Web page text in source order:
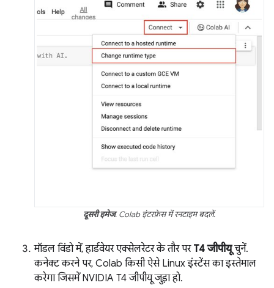
दूसरी इमेज. Colab इंटरफ़ेस में रनटाइम बदलें.
मॉडल विंडो में, हार्डवेयर एक्सेलरेटर के तौर पर T4 जीपीयूचुनें.
कनेक्ट करने पर, Colab किसी ऐसे Linux इंस्टेंस का इस्तेमाल
करेगा जिसमें NVIDIA T4 जीपीयू जुड़ा हो.